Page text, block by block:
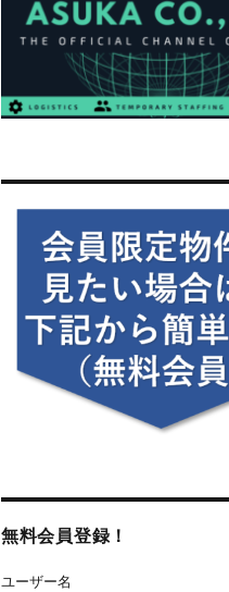
無料会員登録！
ユーザー名